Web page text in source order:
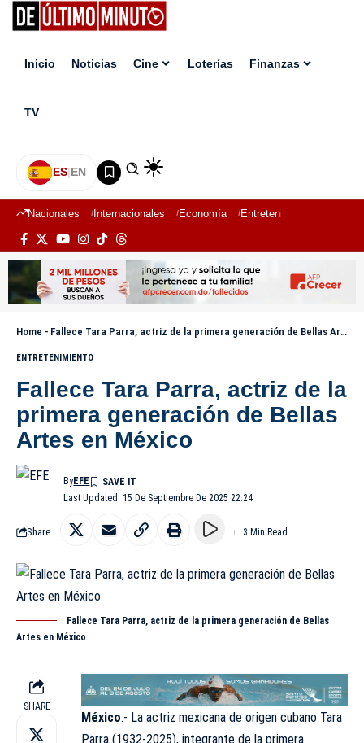
Inicio Noticias Cine Loterías Finanzas
TV
ES|EN
Nacionales Internacionales Economía Entretenimiento
Home - Fallece Tara Parra, actriz de la primera generación de Bellas Artes en México
ENTRETENIMIENTO
Fallece Tara Parra, actriz de la
primera generación de Bellas
Artes en México
Last Updated: 15 De Septiembre De 2025 22:24
ByEFE
Share 3 Min Read
Fallece Tara Parra, actriz de la primera generación de Bellas
Artes en México
SHARE
México.- La actriz mexicana de origen cubano Tara
Parra (1932-2025), integrante de la primera